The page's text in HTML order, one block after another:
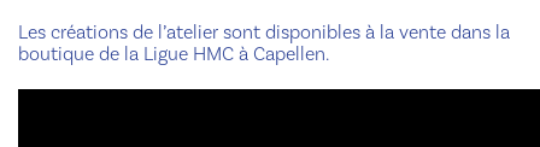
Les créations de l’atelier sont disponibles à la vente dans la
boutique de la Ligue HMC à Capellen.